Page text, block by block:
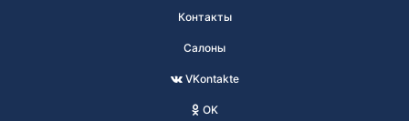
Контакты
Салоны
VKontakte
OK